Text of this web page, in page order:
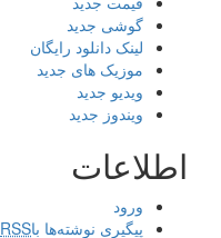
گوشی جدید
لینک دانلود رایگان
موزیک های جدید
ویدیو جدید
ویندوز جدید
اطلاعات
ورود
پیگیری نوشته‌ها باRSS